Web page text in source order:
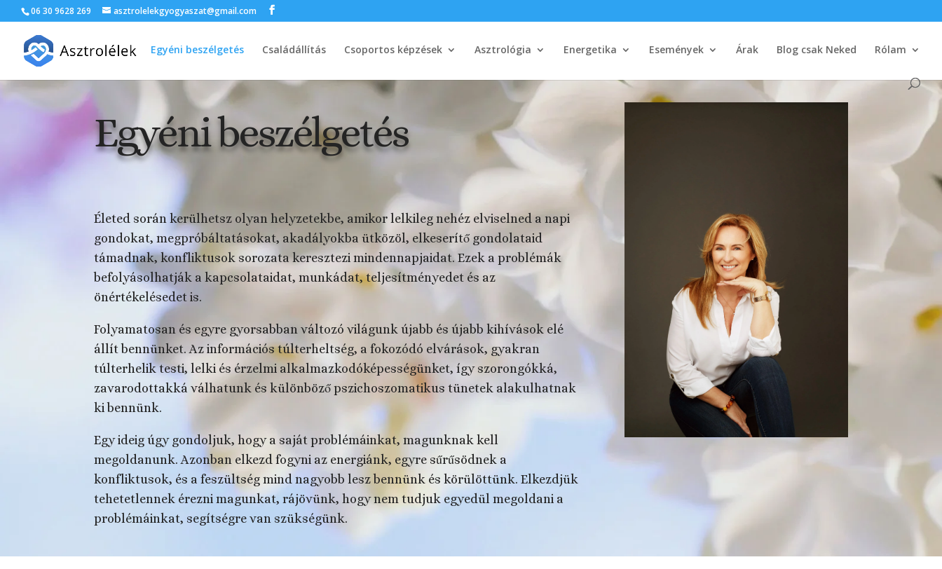
06 30 9628 269 asztrolelekgyogyaszat@gmail.com
Egyéni beszélgetés Családállítás Csoportos képzések Asztrológia Energetika Események Árak Blog csak Neked Rólam
Egyéni beszélgetés
Életed során kerülhetsz olyan helyzetekbe, amikor lelkileg nehéz elviselned a napi
gondokat, megpróbáltatásokat, akadályokba ütközöl, elkeserítő gondolataid
támadnak, konfliktusok sorozata keresztezi mindennapjaidat. Ezek a problémák
befolyásolhatják a kapcsolataidat, munkádat, teljesítményedet és az
önértékelésedet is.
Folyamatosan és egyre gyorsabban változó világunk újabb és újabb kihívások elé
állít bennünket. Az információs túlterheltség, a fokozódó elvárások, gyakran
túlterhelik testi, lelki és érzelmi alkalmazkodóképességünket, így szorongókká,
zavarodottakká válhatunk és különböző pszichoszomatikus tünetek alakulhatnak
ki bennünk.
Egy ideig úgy gondoljuk, hogy a saját problémáinkat, magunknak kell
megoldanunk. Azonban elkezd fogyni az energiánk, egyre sűrűsödnek a
konfliktusok, és a feszültség mind nagyobb lesz bennünk és körülöttünk. Elkezdjük
tehetetlennek érezni magunkat, rájövünk, hogy nem tudjuk egyedül megoldani a
problémáinkat, segítségre van szükségünk.